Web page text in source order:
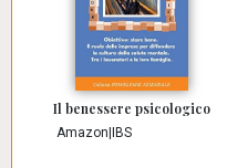
Il benessere psicologico
Amazon IBS